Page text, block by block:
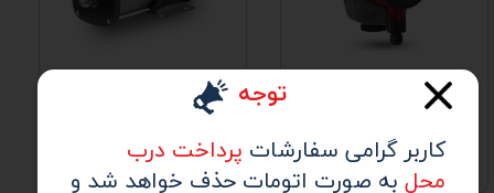
پمپ سیرکوله
گراندفوس مدل
اتمام موجودی
گراندفوس مدل CM5-2
اتمام موجودی کاربر گرامی سفارشات پرداخت درب
محل به صورت اتومات حذف خواهد شد و
توجه